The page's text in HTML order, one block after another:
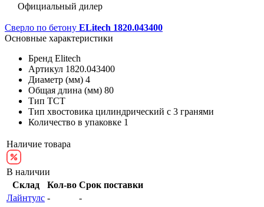
Официальный дилер
Сверло по бетону ELitech 1820.043400
Основные характеристики
Бренд Elitech
Артикул 1820.043400
Диаметр (мм) 4
Общая длина (мм) 80
Тип ТСТ
Тип хвостовика цилиндрический с 3 гранями
Количество в упаковке 1
Наличие товара
В наличии
Склад
Кол-во Срок поставки
Лайнтулс -
-